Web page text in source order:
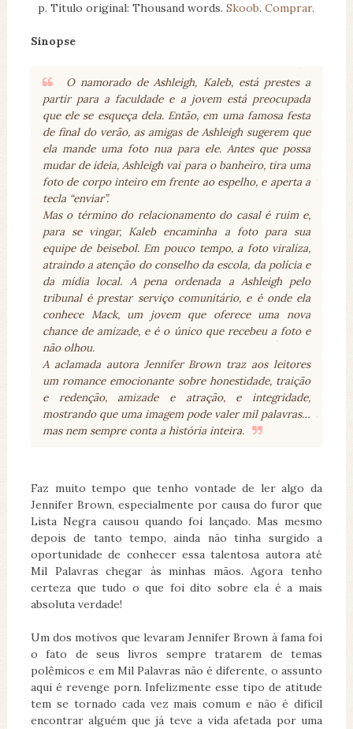
p. Título original: Thousand words.Skoob.Comprar.
Sinopse
O namorado de Ashleigh, Kaleb, está prestes a
partir para a faculdade e a jovem está preocupada
que ele se esqueça dela. Então, em uma famosa festa
de final do verão, as amigas de Ashleigh sugerem que
ela mande uma foto nua para ele. Antes que possa
mudar de ideia, Ashleigh vai para o banheiro, tira uma
foto de corpo inteiro em frente ao espelho, e aperta a
tecla “enviar”.
Mas o término do relacionamento do casal é ruim e,
para se vingar, Kaleb encaminha a foto para sua
equipe de beisebol. Em pouco tempo, a foto viraliza,
atraindo a atenção do conselho da escola, da polícia e
da mídia local. A pena ordenada a Ashleigh pelo
tribunal é prestar serviço comunitário, e é onde ela
conhece Mack, um jovem que oferece uma nova
chance de amizade, e é o único que recebeu a foto e
não olhou.
A aclamada autora Jennifer Brown traz aos leitores
um romance emocionante sobre honestidade, traição
e redenção, amizade e atração, e integridade,
mostrando que uma imagem pode valer mil palavras…
mas nem sempre conta a história inteira.
Faz muito tempo que tenho vontade de ler algo da
Jennifer Brown, especialmente por causa do furor que
Lista Negra causou quando foi lançado. Mas mesmo
depois de tanto tempo, ainda não tinha surgido a
oportunidade de conhecer essa talentosa autora até
Mil Palavras chegar às minhas mãos. Agora tenho
certeza que tudo o que foi dito sobre ela é a mais
absoluta verdade!
Um dos motivos que levaram Jennifer Brown à fama foi
o fato de seus livros sempre tratarem de temas
polêmicos e em Mil Palavras não é diferente, o assunto
aqui é revenge porn. Infelizmente esse tipo de atitude
tem se tornado cada vez mais comum e não é difícil
encontrar alguém que já teve a vida afetada por uma